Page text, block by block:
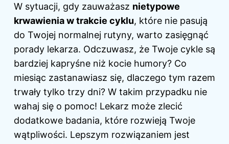
W sytuacji, gdy zauważasz nietypowe
krwawienia w trakcie cyklu, które nie pasują
do Twojej normalnej rutyny, warto zasięgnąć
porady lekarza. Odczuwasz, że Twoje cykle są
bardziej kapryśne niż kocie humory? Co
miesiąc zastanawiasz się, dlaczego tym razem
trwały tylko trzy dni? W takim przypadku nie
wahaj się o pomoc! Lekarz może zlecić
dodatkowe badania, które rozwieją Twoje
wątpliwości. Lepszym rozwiązaniem jest